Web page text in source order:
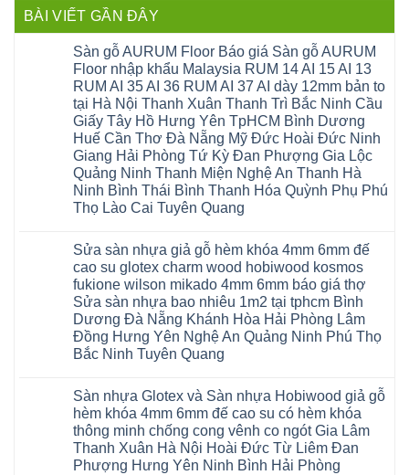
BÀI VIẾT GẦN ĐÂY
Sàn gỗ AURUM Floor Báo giá Sàn gỗ AURUM
Floor nhập khẩu Malaysia RUM 14 AI 15 AI 13
RUM AI 35 AI 36 RUM AI 37 AI dày 12mm bản to
tại Hà Nội Thanh Xuân Thanh Trì Bắc Ninh Cầu
Giấy Tây Hồ Hưng Yên TpHCM Bình Dương
Huế Cần Thơ Đà Nẵng Mỹ Đức Hoài Đức Ninh
Giang Hải Phòng Tứ Kỳ Đan Phượng Gia Lộc
Quảng Ninh Thanh Miện Nghệ An Thanh Hà
Ninh Bình Thái Bình Thanh Hóa Quỳnh Phụ Phú
Thọ Lào Cai Tuyên Quang
bình
luận
ở
Sàn
gỗ
AURUM
Floor
Báo
giá
Sàn
Floor
nhập
khẩu
Malaysia
14
AI
Sửa sàn nhựa giả gỗ hèm khóa 4mm 6mm đế
cao su glotex charm wood hobiwood kosmos
fukione wilson mikado 4mm 6mm báo giá thợ
Sửa sàn nhựa bao nhiêu 1m2 tại tphcm Bình
Dương Đà Nẵng Khánh Hòa Hải Phòng Lâm
Đồng Hưng Yên Nghệ An Quảng Ninh Phú Thọ
Bắc Ninh Tuyên Quang
bình
luận
ở
Sửa
sàn
nhựa
giả
Sàn nhựa Glotex và Sàn nhựa Hobiwood giả gỗ
hèm khóa 4mm 6mm đế cao su có hèm khóa
thông minh chống cong vênh co ngót Gia Lâm
Thanh Xuân Hà Nội Hoài Đức Từ Liêm Đan
Phượng Hưng Yên Ninh Bình Hải Phòng